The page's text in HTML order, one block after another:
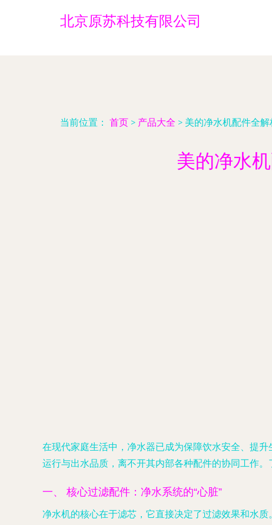
北京原苏科技有限公司
当前位置： 首页 > 产品大全 > 美的净水机配件全
美的净水
在现代家庭生活中，净水器已成为保障饮水安全、提
运行与出水品质，离不开其内部各种配件的协同工作
一、 核心过滤配件：净水系统的“心脏”
净水机的核心在于滤芯，它直接决定了过滤效果和水